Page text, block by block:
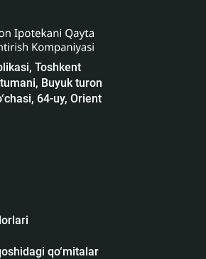
Toshkent
Buyuk turon
64-uy, Orient
qo‘mitalar